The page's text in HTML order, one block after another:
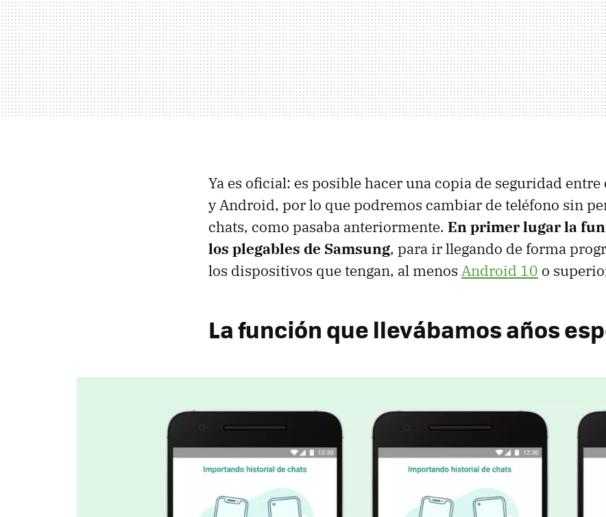
Ya es oficial: es posible hacer una copia de seguridad
y Android, por lo que podremos cambiar de teléfono sin
chats, como pasaba anteriormente. En primer lugar la
los plegables de Samsung, para ir llegando de forma
los dispositivos que tengan, al menos Android 10 o
La función que llevábamos años